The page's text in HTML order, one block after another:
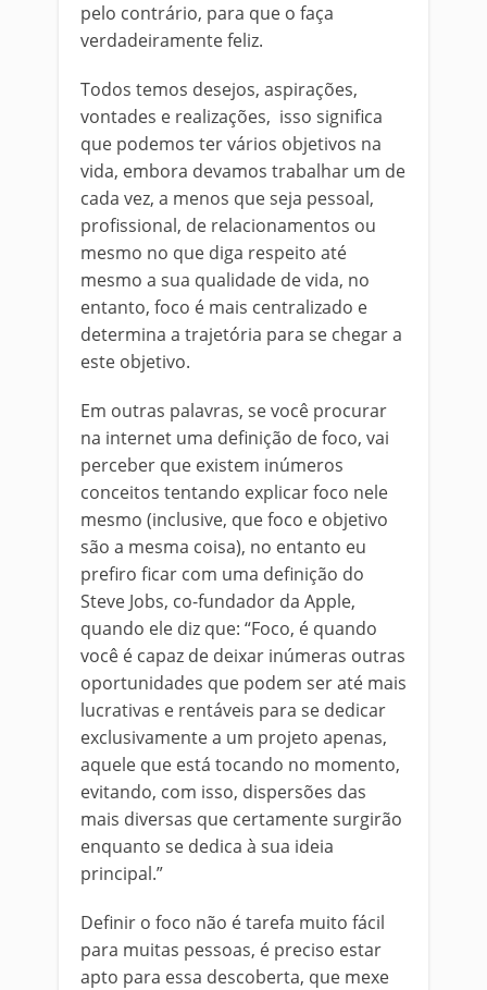
pelo contrário, para que o faça
verdadeiramente feliz.
Todos temos desejos, aspirações,
vontades e realizações, isso significa
que podemos ter vários objetivos na
vida, embora devamos trabalhar um de
cada vez, a menos que seja pessoal,
profissional, de relacionamentos ou
mesmo no que diga respeito até
mesmo a sua qualidade de vida, no
entanto, foco é mais centralizado e
determina a trajetória para se chegar a
este objetivo.
Em outras palavras, se você procurar
na internet uma definição de foco, vai
perceber que existem inúmeros
conceitos tentando explicar foco nele
mesmo (inclusive, que foco e objetivo
são a mesma coisa), no entanto eu
prefiro ficar com uma definição do
Steve Jobs, co-fundador da Apple,
quando ele diz que: “Foco, é quando
você é capaz de deixar inúmeras outras
oportunidades que podem ser até mais
lucrativas e rentáveis para se dedicar
exclusivamente a um projeto apenas,
aquele que está tocando no momento,
evitando, com isso, dispersões das
mais diversas que certamente surgirão
enquanto se dedica à sua ideia
principal.”
Definir o foco não é tarefa muito fácil
para muitas pessoas, é preciso estar
apto para essa descoberta, que mexe